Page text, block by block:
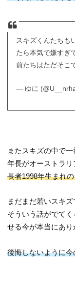
スキズくんたちも
たら本気で嫌すぎ
前たちはただそこ
— ゆに
またスキズの中で
年長がオーストラ
長者1998年生まれ
まだまだ若いスキ
そういう話がでて
せる今が本当にあり
後悔しないように